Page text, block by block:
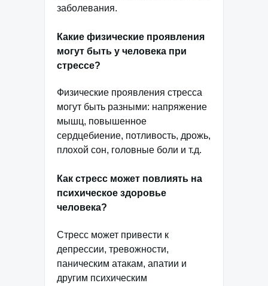
заболевания.
Какие физические проявления
могут быть у человека при
стрессе?
Физические проявления стресса
могут быть разными: напряжение
мышц, повышенное
сердцебиение, потливость, дрожь,
плохой сон, головные боли и т.д.
Как стресс может повлиять на
психическое здоровье
человека?
Стресс может привести к
депрессии, тревожности,
паническим атакам, апатии и
другим психическим